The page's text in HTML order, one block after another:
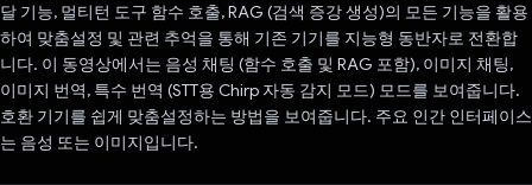
달 기능, 멀티턴 도구 함수 호출, RAG (검색 증강 생성)의 모든 기능을 활용
하여 맞춤설정 및 관련 추억을 통해 기존 기기를 지능형 동반자로 전환합
니다. 이 동영상에서는 음성 채팅 (함수 호출 및 RAG 포함), 이미지 채팅,
이미지 번역, 특수 번역 (STT용 Chirp 자동 감지 모드) 모드를 보여줍니다.
호환 기기를 쉽게 맞춤설정하는 방법을 보여줍니다. 주요 인간 인터페이스
는 음성 또는 이미지입니다.